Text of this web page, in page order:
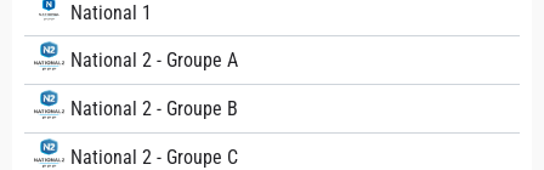
National 1
National 2 - Groupe A
National 2 - Groupe B
National 2 - Groupe C